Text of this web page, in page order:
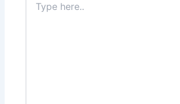
here..